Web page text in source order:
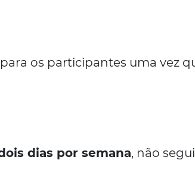
para os participantes uma vez
dias por semana, não